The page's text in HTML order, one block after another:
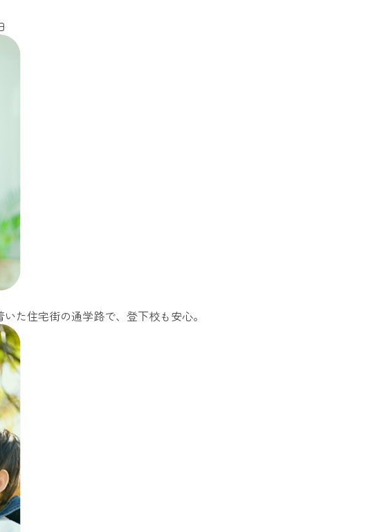
た住宅街の通学路で、登下校も安心。